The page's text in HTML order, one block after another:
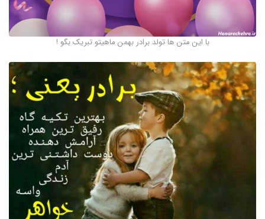
با این متن ها تولد برادر بهمن ماهیتو تبریک بگو !